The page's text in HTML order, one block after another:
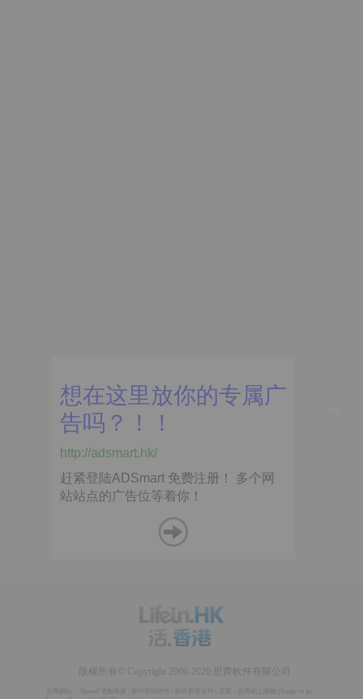
版權所有© Copyright 2006-2026 思齊軟件有限公司
Spread 電郵推廣